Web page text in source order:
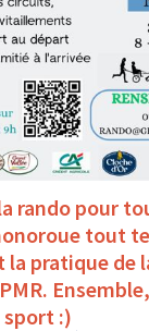
rando pour
tout
la pratique de
Ensemble,
:)